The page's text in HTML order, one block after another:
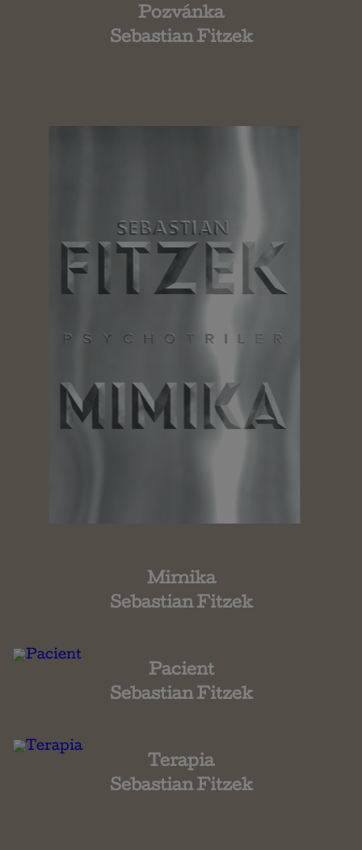
Pozvánka
Sebastian Fitzek
Mimika
Sebastian Fitzek
Pacient
Sebastian Fitzek
Terapia
Sebastian Fitzek